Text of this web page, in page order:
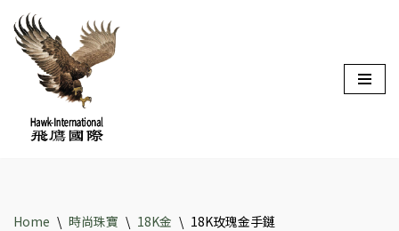
Skip
content
Home \ 時尚珠寶 \ 18K金 \ 18K玫瑰金手鏈